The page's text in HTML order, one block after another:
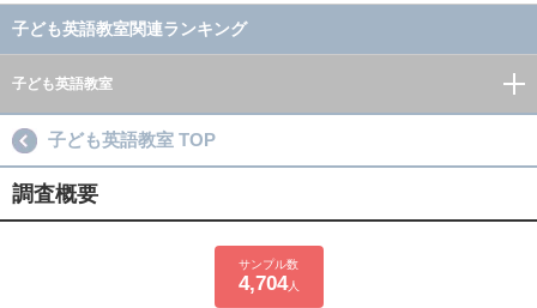
子ども英語教室関連ランキング
子ども英語教室
子ども英語教室 TOP
調査概要
サンプル数
4,704人